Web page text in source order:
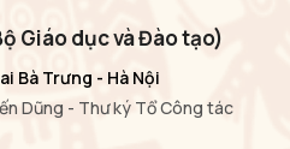
Giáo dục và Đào tạo)
Bà Trưng - Hà Nội
Dũng - Thư ký Tổ Công tác